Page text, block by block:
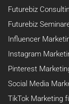
Futurebiz
Futurebiz
Influencer
Instagram
Pinterest
Social Media
TikTok Marketing